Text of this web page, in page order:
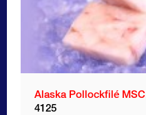
Alaska Pollockfilé
4125